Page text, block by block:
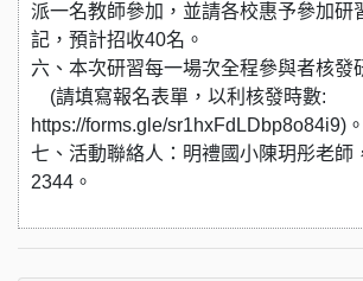
派一名教師參加，並請各校惠予參加研
記，預計招收40名。
六、本次研習每一場次全程參與者核發
(請填寫報名表單，以利核發時數:
https://forms.gle/sr1hxFdLDbp8o84i9)。
七、活動聯絡人：明禮國小陳玥彤老師
2344。